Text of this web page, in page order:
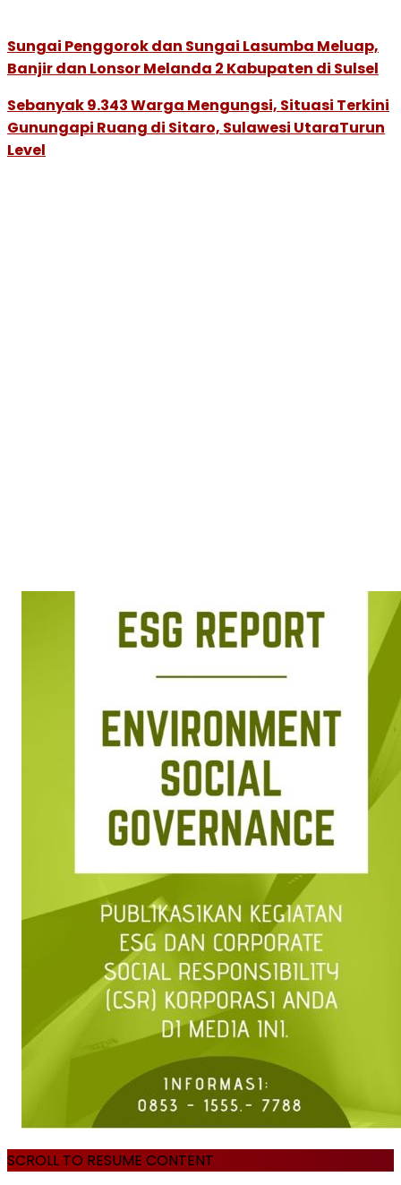
Sungai Penggorok dan Sungai Lasumba Meluap,
Banjir dan Lonsor Melanda 2 Kabupaten di Sulsel
Sebanyak 9.343 Warga Mengungsi, Situasi Terkini
Gunungapi Ruang di Sitaro, Sulawesi UtaraTurun
Level
SCROLL TO RESUME CONTENT